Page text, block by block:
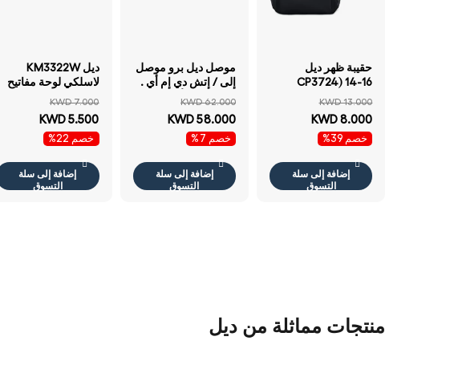
حقيبة ظهر ديل
CP3724) 14-16
KWD 13.000
KWD 8.000
خصم 39%
إضافة إلى سلة
التسوق
موصل ديل برو موصل
إلى / إتش دي إم أي .
يو اس بي 3.2 الجيل يو
RJ45 / أسود
KWD 62.000
KWD 58.000
خصم 7%
إضافة إلى سلة
التسوق
ديل KM3322W
لاسلكي لوحة مفاتيح
نقطة في البوصة /
لاسلكي / أسود /
لوحة مفاتيح ماوس
كومبو
KWD 7.000
KWD 5.500
خصم 22%
إضافة إلى سلة
التسوق
منتجات مماثلة من ديل